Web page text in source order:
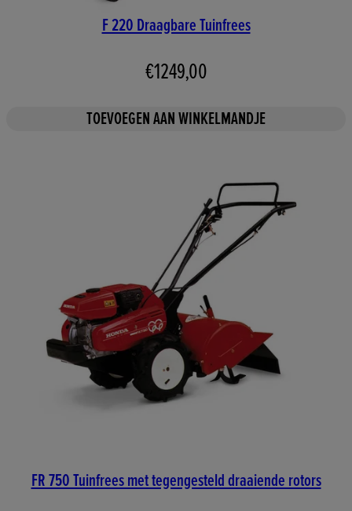
F 220 Draagbare Tuinfrees
€1249,00
TOEVOEGEN AAN WINKELMANDJE
FR 750 Tuinfrees met tegengesteld draaiende rotors